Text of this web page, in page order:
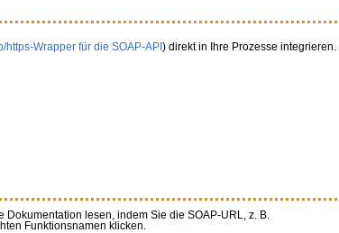
https-Wrapper für die SOAP-API ) direkt in Ihre Prozesse integrieren.
lesen, indem Sie die SOAP-URL, z. B.
Funktionsnamen klicken.